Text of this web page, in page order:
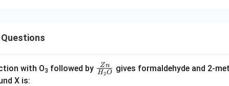
Questions
with O3 followed by \fr
H2O
Zn
gives formaldehyde and 2-
X is: